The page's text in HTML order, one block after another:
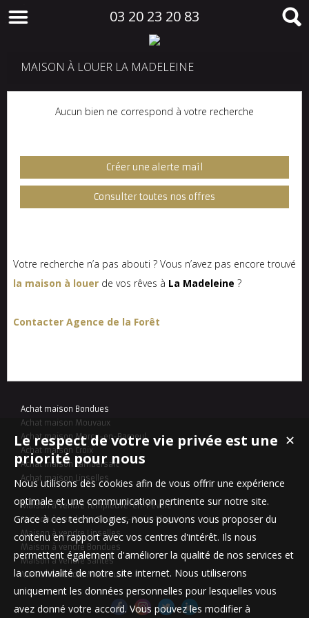
03 20 23 20 83
MAISON À LOUER LA MADELEINE
Aucun bien ne correspond à votre recherche
Créer une alerte mail
Consulter toutes nos offres
Votre recherche n’a pas abouti ? Vous n’avez pas encore trouvé
la maison à louer de vos rêves à La Madeleine ?
Contacter Agence de la Forêt
Achat maison Bondues
Achat maison Mouvaux
Achat maison Marcq-en-Baroeul
Achat maison Croix
Achat maison Lambersart
Achat maison Linselles
Maison à vendre Templeuve-en-Pévèle
Maison à vendre Le Touquet-Paris-Plage
Maison à vendre Linselles
Maison à vendre Bondues
Maison à vendre Santes
Maison à vendre Mouvaux
✕
Le respect de votre vie privée est une
priorité pour nous
Nous utilisons des cookies afin de vous offrir une expérience
optimale et une communication pertinente sur notre site.
Grace à ces technologies, nous pouvons vous proposer du
contenu en rapport avec vos centres d'intérêt. Ils nous
permettent également d'améliorer la qualité de nos services et
la convivialité de notre site internet. Nous utiliserons
uniquement les données personnelles pour lesquelles vous
avez donné votre accord. Vous pouvez les modifier à